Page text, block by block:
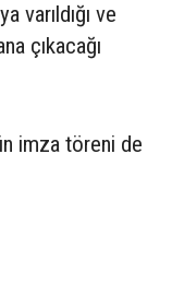
varıldığı ve
çıkacağı
imza töreni de